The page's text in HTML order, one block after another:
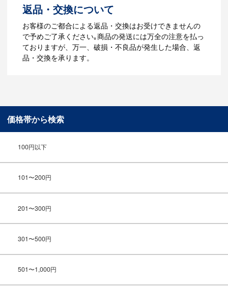
ご利用ガイドをもっとみる
返品・交換について
お客様のご都合による返品・交換はお受けできませんの
で予めご了承ください｡商品の発送には万全の注意を払っ
ておりますが、万一、破損・不良品が発生した場合、返
品・交換を承ります。
価格帯から検索
100円以下
101〜200円
201〜300円
301〜500円
501〜1,000円